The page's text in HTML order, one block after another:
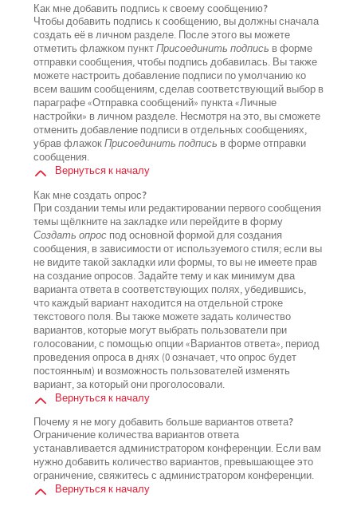
Как мне добавить подпись к своему сообщению?
Чтобы добавить подпись к сообщению, вы должны сначала
создать её в личном разделе. После этого вы можете
отметить флажком пунктПрисоединить подпись в форме
отправки сообщения, чтобы подпись добавилась. Вы также
можете настроить добавление подписи по умолчанию ко
всем вашим сообщениям, сделав соответствующий выбор в
параграфе «Отправка сообщений» пункта «Личные
настройки» в личном разделе. Несмотря на это, вы сможете
отменить добавление подписи в отдельных сообщениях,
убрав флажокПрисоединить подпись в форме отправки
сообщения.
Вернуться к началу
Как мне создать опрос?
При создании темы или редактировании первого сообщения
темы щёлкните на закладке или перейдите в форму
Создать опроспод основной формой для создания
сообщения, в зависимости от используемого стиля; если вы
не видите такой закладки или формы, то вы не имеете прав
на создание опросов. Задайте тему и как минимум два
варианта ответа в соответствующих полях, убедившись,
что каждый вариант находится на отдельной строке
текстового поля. Вы также можете задать количество
вариантов, которые могут выбрать пользователи при
голосовании, с помощью опции «Вариантов ответа», период
проведения опроса в днях (0 означает, что опрос будет
постоянным) и возможность пользователей изменять
вариант, за который они проголосовали.
Вернуться к началу
Почему я не могу добавить больше вариантов ответа?
Ограничение количества вариантов ответа
устанавливается администратором конференции. Если вам
нужно добавить количество вариантов, превышающее это
ограничение, свяжитесь с администратором конференции.
Вернуться к началу